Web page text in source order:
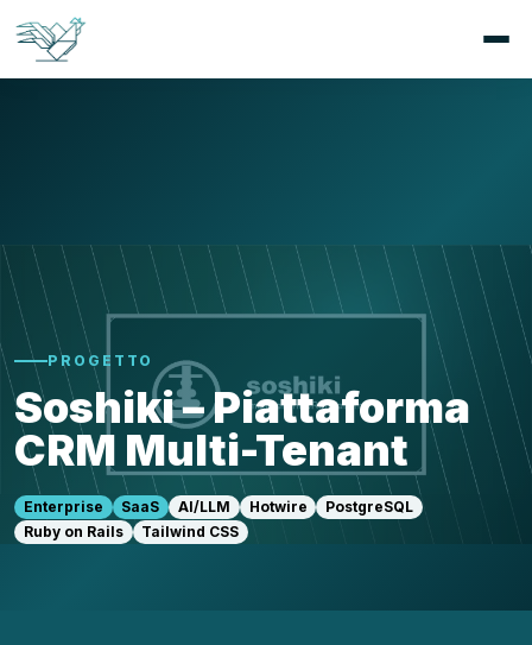
PROGETTO
Soshiki – Piattaforma
CRM Multi-Tenant
Enterprise SaaS AI/LLM Hotwire
PostgreSQL
Ruby on Rails
Tailwind CSS